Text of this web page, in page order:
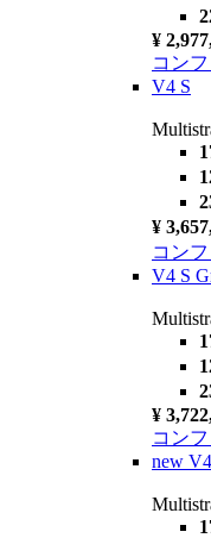
¥
コン
V4 S
¥
コン
V4 S
¥
コン
new